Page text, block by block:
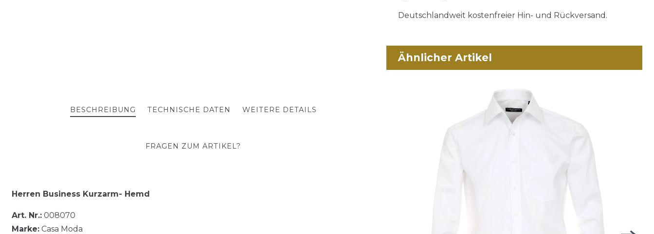
Deutschlandweit kostenfreier Hin- und Rückversand.
BESCHREIBUNG TECHNISCHE DATEN WEITERE DETAILS
FRAGEN ZUM ARTIKEL?
Herren Business Kurzarm- Hemd
Art. Nr.: 008070
Marke: Casa Moda
Ähnlicher Artikel